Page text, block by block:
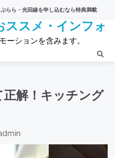
を申し込むなら特典満載 株式会社ＮＴＴ
ススメ・インフォ
ーションを含みます。
正解！キッチング